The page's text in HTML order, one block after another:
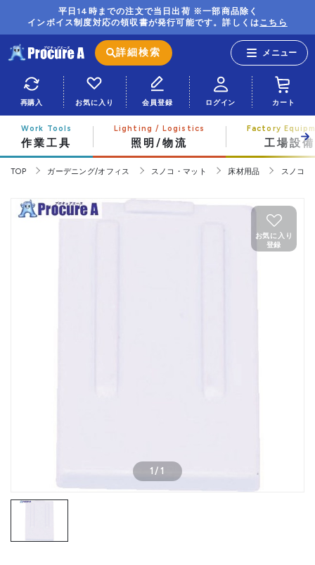
平日14時までの注文で当日出荷 ※一部商品除く
インボイス制度対応の領収書が発行可能です。詳しくはこちら
詳細検索
再購入 お気に入り 会員登録 ログイン カート
作業工具 照明/物流 工場設備
TOP ガーデニング/オフィス スノコ・マット 床材用品 スノコ
1/ 1
お気に入り
登録